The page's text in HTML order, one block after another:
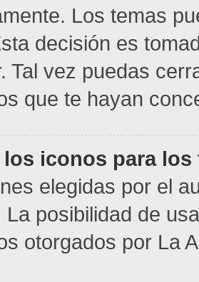
Los temas
decisión es
Tal vez puedas
que te hayan
iconos para los
elegidas por el
La posibilidad de
otorgados por La